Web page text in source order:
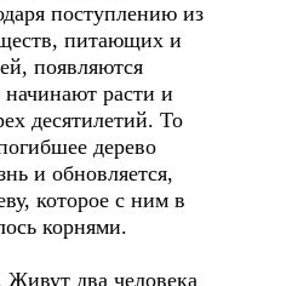
поступлению из
питающих и
появляются
расти и
десятилетий. То
дерево
и обновляется,
которое с ним в
корнями.
два человека